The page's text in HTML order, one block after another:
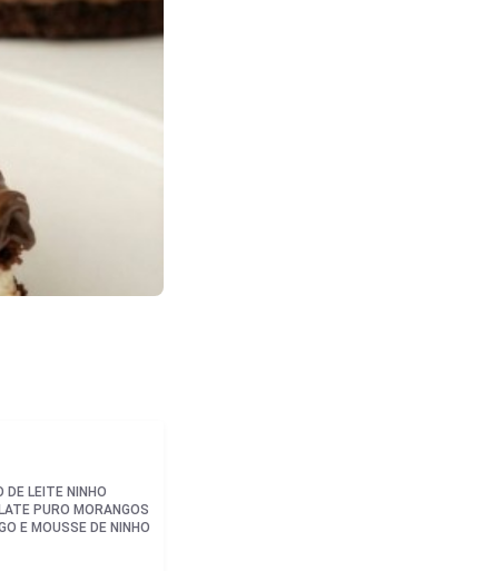
PURO MORANGOS
E MOUSSE DE NINHO